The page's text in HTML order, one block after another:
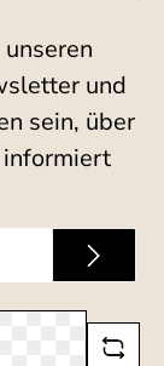
und
sein, über